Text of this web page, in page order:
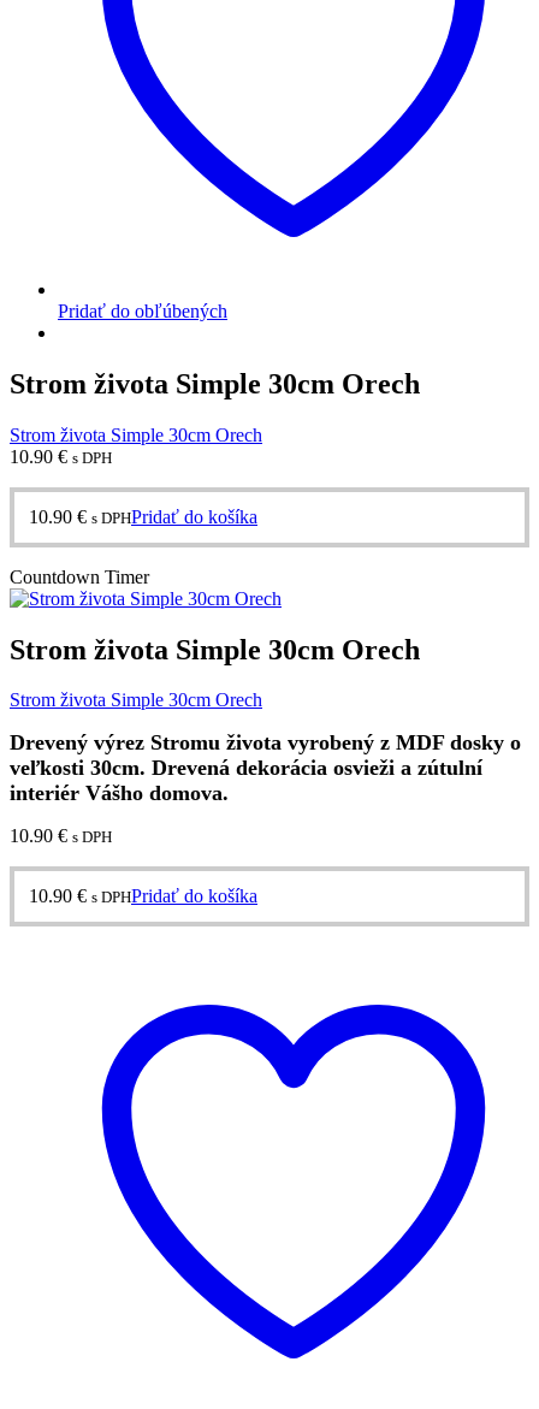
Pridať do obľúbených
Strom života Simple 30cm Orech
Strom života Simple 30cm Orech
10.90 € s DPH
10.90 € s DPHPridať do košíka
Countdown Timer
Strom života Simple 30cm Orech
Strom života Simple 30cm Orech
Drevený výrez Stromu života vyrobený z MDF dosky o
veľkosti 30cm. Drevená dekorácia osvieži a zútulní
interiér Vášho domova.
10.90 € s DPH
10.90 € s DPHPridať do košíka